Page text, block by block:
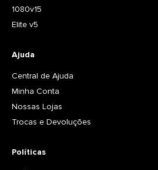
1080v15
Elite v5
Ajuda
Central de Ajuda
Minha Conta
Nossas Lojas
Trocas e Devoluções
Políticas